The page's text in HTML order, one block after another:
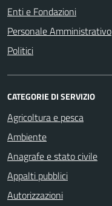
Enti e Fondazioni
Personale Amministrativo
Politici
CATEGORIE DI SERVIZIO
Agricoltura e pesca
Ambiente
Anagrafe e stato civile
Appalti pubblici
Autorizzazioni